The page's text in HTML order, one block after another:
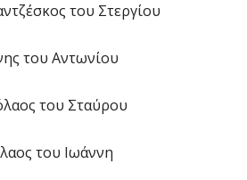
του Στεργίου
του Αντωνίου
του Σταύρου
του Ιωάννη